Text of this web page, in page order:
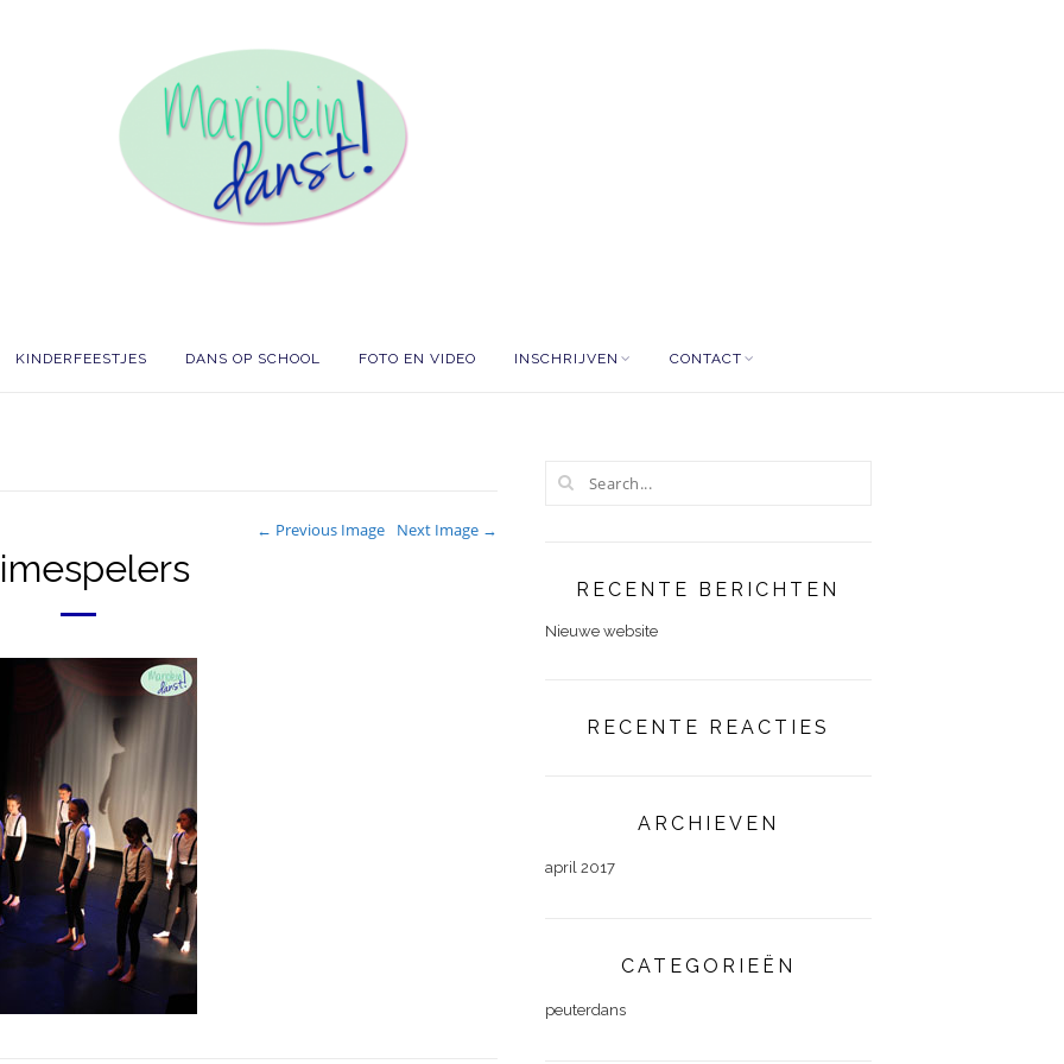
KINDERFEESTJES DANS OP SCHOOL FOTO EN VIDEO INSCHRIJVEN CONTACT
← Previous Image Next Image →
RECENTE BERICHTEN
Nieuwe website
RECENTE REACTIES
ARCHIEVEN
april 2017
CATEGORIEËN
peuterdans